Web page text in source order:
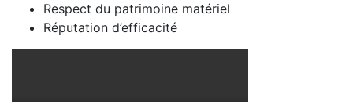
Respect du patrimoine matériel
Réputation d’efficacité